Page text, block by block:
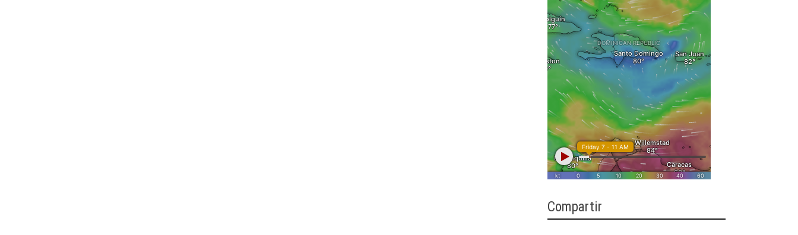
Compartir